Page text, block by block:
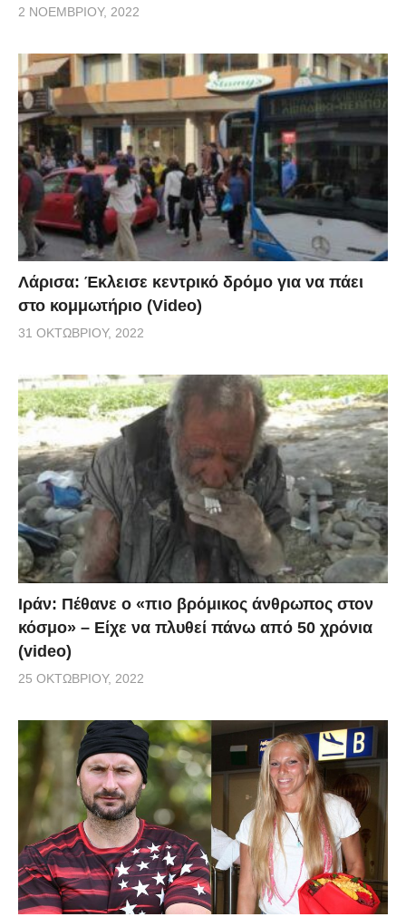
2 ΝΟΕΜΒΡΊΟΥ, 2022
Λάρισα: Έκλεισε κεντρικό δρόμο για να πάει
στο κομμωτήριο (Video)
31 ΟΚΤΩΒΡΊΟΥ, 2022
Ιράν: Πέθανε ο «πιο βρόμικος άνθρωπος στον
κόσμο» – Είχε να πλυθεί πάνω από 50 χρόνια
(video)
25 ΟΚΤΩΒΡΊΟΥ, 2022